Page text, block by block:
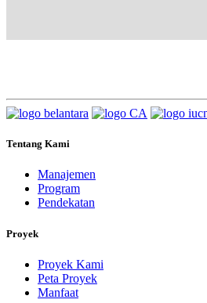
Tentang Kami
Manajemen
Program
Pendekatan
Proyek
Proyek Kami
Peta Proyek
Manfaat